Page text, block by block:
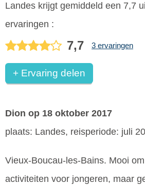
Landes krijgt gemiddeld een 7,7
ervaringen :
7,7 3 ervaringen
+ Ervaring delen
Dion op 18 oktober 2017
plaats: Landes, reisperiode: juli
Vieux-Boucau-les-Bains. Mooi
activiteiten voor jongeren, maar